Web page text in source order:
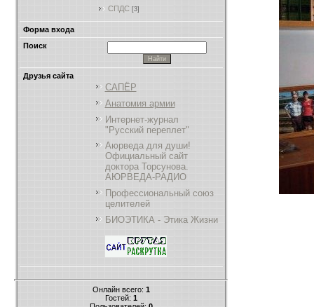
СПДС [3]
Форма входа
Поиск
Друзья сайта
САПЁР
Анатомия армии
Интернет-журнал
"Русский переплет"
Аюрведа для души!
Официальный сайт
доктора Торсунова.
АЮРВЕДА-РАДИО
Профессиональный союз
целителей
БИОЭТИКА - Этика Жизни
Онлайн всего: 1
Гостей: 1